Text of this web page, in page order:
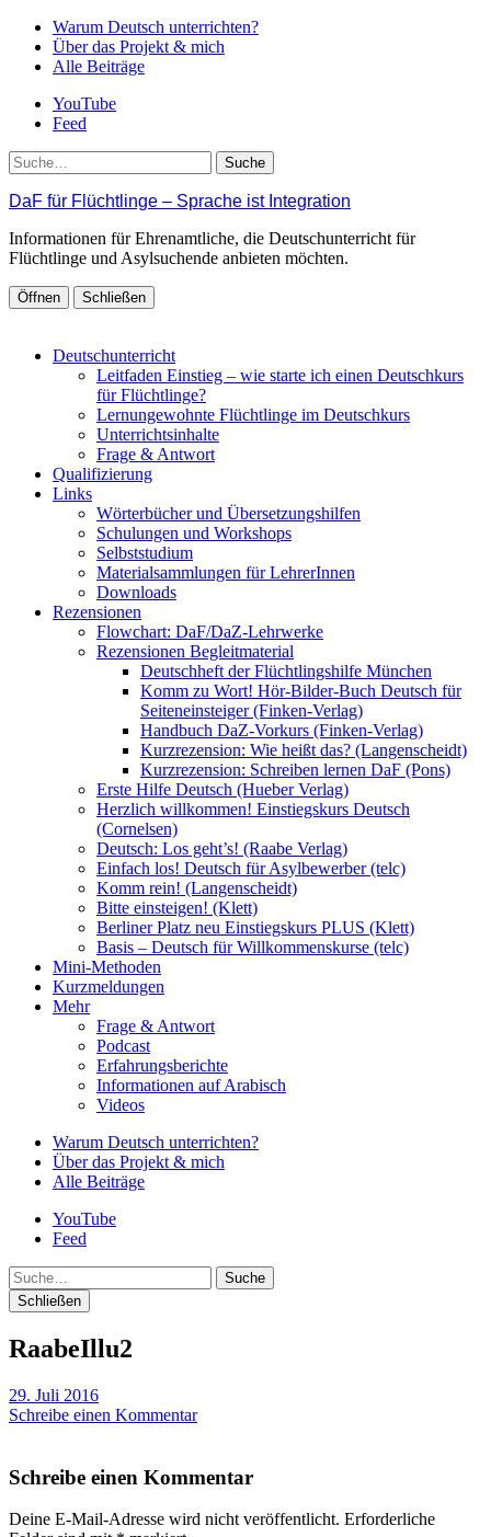
Warum Deutsch unterrichten?
Über das Projekt & mich
Alle Beiträge
YouTube
Feed
Suche
DaF für Flüchtlinge – Sprache ist Integration
Informationen für Ehrenamtliche, die Deutschunterricht für
Flüchtlinge und Asylsuchende anbieten möchten.
Öffnen Schließen
Deutschunterricht
Leitfaden Einstieg – wie starte ich einen Deutschkurs
für Flüchtlinge?
Lernungewohnte Flüchtlinge im Deutschkurs
Unterrichtsinhalte
Frage & Antwort
Qualifizierung
Links
Wörterbücher und Übersetzungshilfen
Schulungen und Workshops
Selbststudium
Materialsammlungen für LehrerInnen
Downloads
Rezensionen
Flowchart: DaF/DaZ-Lehrwerke
Rezensionen Begleitmaterial
Deutschheft der Flüchtlingshilfe München
Komm zu Wort! Hör-Bilder-Buch Deutsch für
Seiteneinsteiger (Finken-Verlag)
Handbuch DaZ-Vorkurs (Finken-Verlag)
Kurzrezension: Wie heißt das? (Langenscheidt)
Kurzrezension: Schreiben lernen DaF (Pons)
Erste Hilfe Deutsch (Hueber Verlag)
Herzlich willkommen! Einstiegskurs Deutsch
(Cornelsen)
Deutsch: Los geht’s! (Raabe Verlag)
Einfach los! Deutsch für Asylbewerber (telc)
Komm rein! (Langenscheidt)
Bitte einsteigen! (Klett)
Berliner Platz neu Einstiegskurs PLUS (Klett)
Basis – Deutsch für Willkommenskurse (telc)
Mini-Methoden
Kurzmeldungen
Mehr
Frage & Antwort
Podcast
Erfahrungsberichte
Informationen auf Arabisch
Videos
Warum Deutsch unterrichten?
Über das Projekt & mich
Alle Beiträge
YouTube
Feed
Suche
Schließen
RaabeIllu2
29. Juli 2016
Schreibe einen Kommentar
Schreibe einen Kommentar
Deine E-Mail-Adresse wird nicht veröffentlicht. Erforderliche